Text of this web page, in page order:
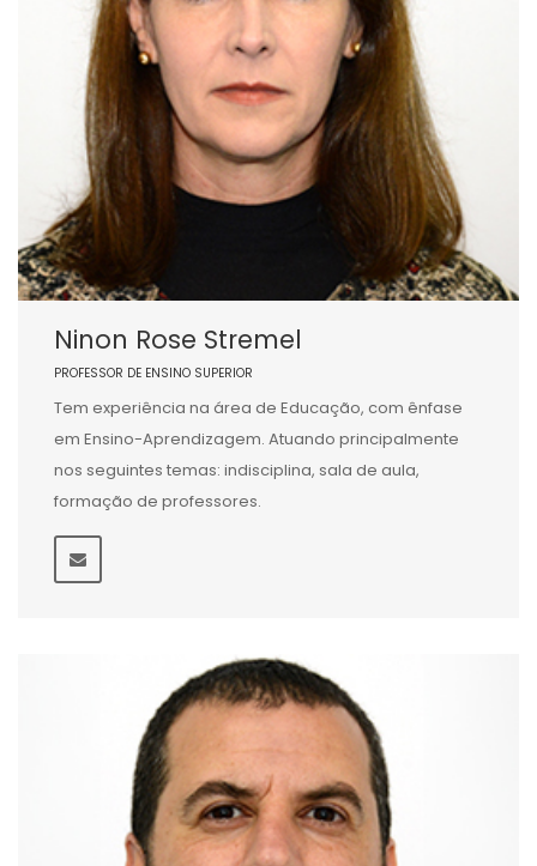
Ninon Rose Stremel
PROFESSOR DE ENSINO SUPERIOR
Tem experiência na área de Educação, com ênfase
em Ensino-Aprendizagem. Atuando principalmente
nos seguintes temas: indisciplina, sala de aula,
formação de professores.